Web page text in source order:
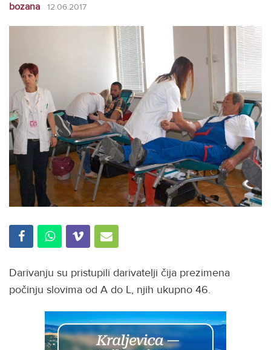
bozana 12.06.2017
Darivanju su pristupili darivatelji čija prezimena
počinju slovima od A do L, njih ukupno 46.